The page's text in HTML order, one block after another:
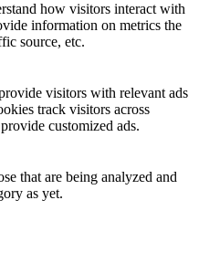
how visitors interact with
information on metrics the
source, etc.
visitors with relevant ads
track visitors across
customized ads.
that are being analyzed and
as yet.